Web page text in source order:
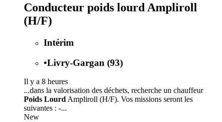
Conducteur poids lourd Ampliroll
(H/F)
Intérim
•Livry-Gargan (93)
Il y a 8 heures
...dans la valorisation des déchets, recherche un chauffeur
Poids Lourd Ampliroll (H/F). Vos missions seront les
suivantes : -...
New